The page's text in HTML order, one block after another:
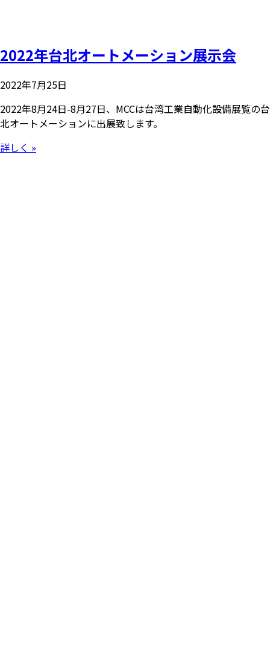
2022年台北オートメーション展示会
2022年7月25日
2022年8月24日-8月27日、MCCは台湾工業自動化設備展覧の台
北オートメーションに出展致します。
詳しく »